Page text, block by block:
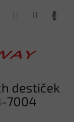
destiček
7004